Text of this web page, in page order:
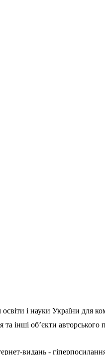
освіти і науки України для
інші об’єкти
видань -